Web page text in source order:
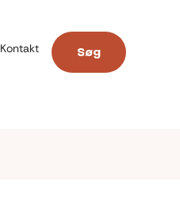
Kontakt Søg